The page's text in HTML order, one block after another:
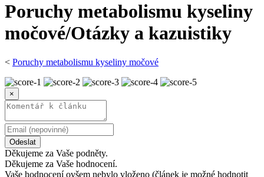
Poruchy metabolismu kyseliny
močové/Otázky a kazuistiky
< Poruchy metabolismu kyseliny močové
×
Odeslat
Děkujeme za Vaše podněty.
Děkujeme za Vaše hodnocení.
Vaše hodnocení ovšem nebylo vloženo (článek je možné hodnotit